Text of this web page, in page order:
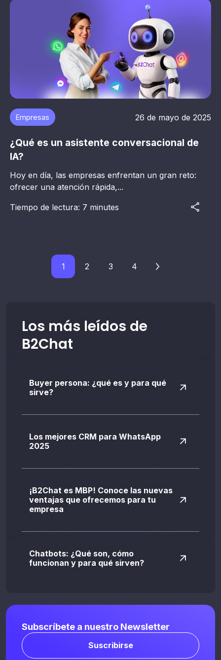
Empresas 26 de mayo de 2025
¿Qué es un asistente conversacional de
IA?
Hoy en día, las empresas enfrentan un gran reto:
ofrecer una atención rápida,...
Tiempo de lectura: 7 minutes
1 2 3 4
Los más leídos de
B2Chat
Buyer persona: ¿qué es y para qué
sirve?
Los mejores CRM para WhatsApp
2025
¡B2Chat es MBP! Conoce las nuevas
ventajas que ofrecemos para tu
empresa
Chatbots: ¿Qué son, cómo
funcionan y para qué sirven?
Subscríbete a nuestro Newsletter
Suscribirse